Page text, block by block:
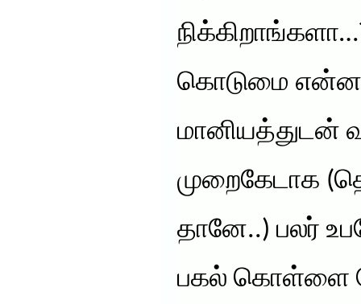
கொடுமை
மானியத்துடன்
முறைகேடாக
தானே..) பலர்
பகல் கொள்ளை